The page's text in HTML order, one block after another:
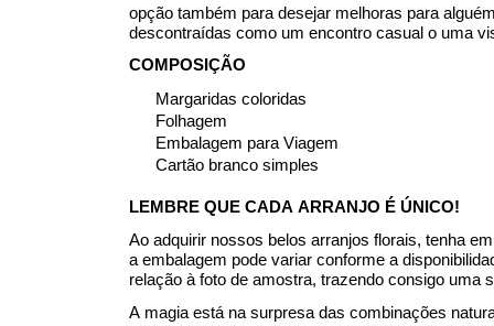
opção também para desejar melhoras para
descontraídas como um encontro casual o uma
COMPOSIÇÃO
Margaridas coloridas
Folhagem
Embalagem para Viagem
Cartão branco simples
LEMBRE QUE CADA ARRANJO É ÚNICO!
Ao adquirir nossos belos arranjos florais, tenha
a embalagem pode variar conforme a
relação à foto de amostra, trazendo consigo uma
A magia está na surpresa das combinações